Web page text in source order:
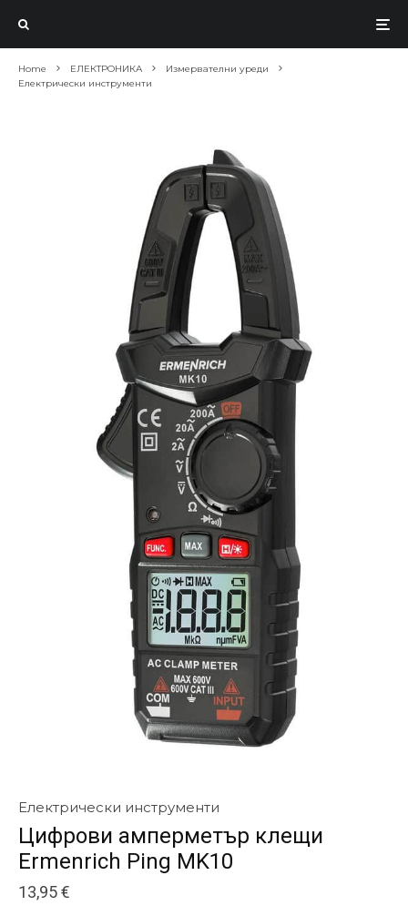
Home ЕЛЕКТРОНИКА
Измервателни уреди
Електрически инструменти
Електрически инструменти
Цифрови амперметър клещи
Ermenrich Ping MK10
13,95€